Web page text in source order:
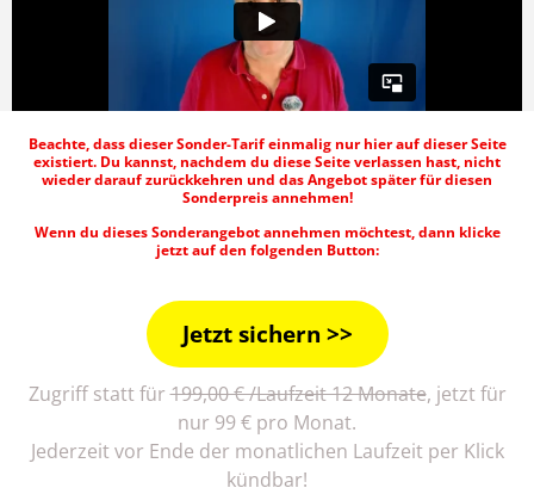
Beachte, dass dieser Sonder-Tarif einmalig nur hier auf dieser Seite
existiert. Du kannst, nachdem du diese Seite verlassen hast, nicht
wieder darauf zurückkehren und das Angebot später für diesen
Sonderpreis annehmen!
Wenn du dieses Sonderangebot annehmen möchtest, dann klicke
jetzt auf den folgenden Button:
Jetzt sichern >>
Zugriff statt für199,00 € /Laufzeit 12 Monate, jetzt für
nur 99 € pro Monat.
Jederzeit vor Ende der monatlichen Laufzeit per Klick
kündbar!